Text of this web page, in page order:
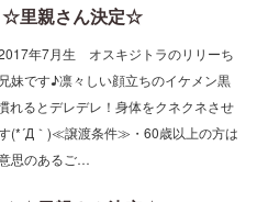
年7月生 オスキジトラのリリーち
妹です♪凛々しい顔立ちのイケメン黒
るとデレデレ！身体をクネクネさせ
(*´Д｀)≪譲渡条件≫・60歳以上の方は
思のあるご…